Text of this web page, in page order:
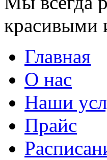
красивыми
Главная
О нас
Наши
Прайс